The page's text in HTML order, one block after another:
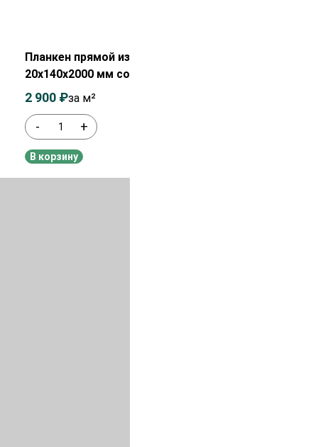
Планкен прямой из лиственницы
20х140х2000 мм сорт Экстра
- +
2 900 ₽за м²
В корзину